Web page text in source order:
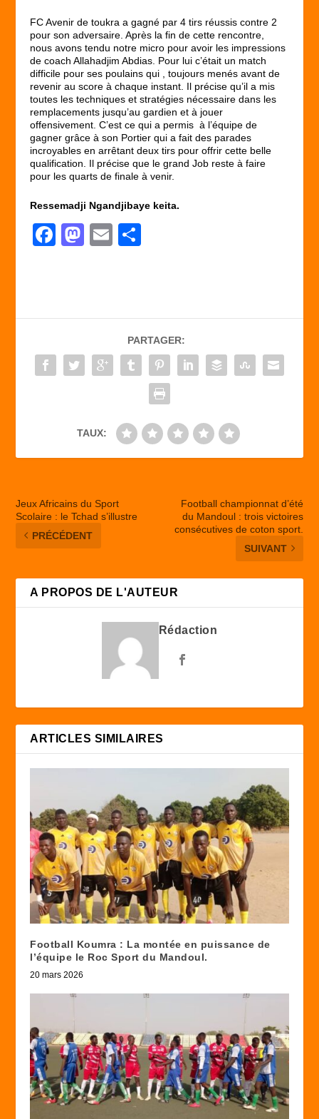
FC Avenir de toukra a gagné par 4 tirs réussis contre 2
pour son adversaire. Après la fin de cette rencontre,
nous avons tendu notre micro pour avoir les impressions
de coach Allahadjim Abdias. Pour lui c’était un match
difficile pour ses poulains qui , toujours menés avant de
revenir au score à chaque instant. Il précise qu’il a mis
toutes les techniques et stratégies nécessaire dans les
remplacements jusqu’au gardien et à jouer
offensivement. C’est ce qui a permis à l’équipe de
gagner grâce à son Portier qui a fait des parades
incroyables en arrêtant deux tirs pour offrir cette belle
qualification. Il précise que le grand Job reste à faire
pour les quarts de finale à venir.
Ressemadji Ngandjibaye keita.
F
b
o
o
M
d
o
n
E
er
PARTAGER:
TAUX:
Jeux Africains du Sport
Scolaire : le Tchad s’illustre
PRÉCÉDENT
Football championnat d’été
du Mandoul : trois victoires
consécutives de coton sport.
SUIVANT
A PROPOS DE L'AUTEUR
Rédaction
ARTICLES SIMILAIRES
Football Koumra : La montée en puissance de
l’équipe le Roc Sport du Mandoul.
20 mars 2026